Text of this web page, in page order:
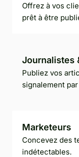
Offrez à vos
prêt à être
Journalistes
Publiez vos
signalement
Marketeurs
Concevez des
indétectables.